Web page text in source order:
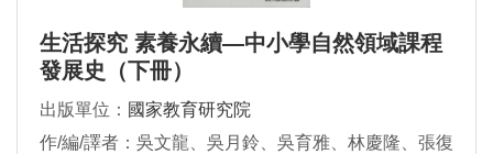
生活探究 素養永續—中小學自然領域課程
發展史（下冊）
出版單位： 國家教育研究院
作/編/譯者：吳文龍、吳月鈴、吳育雅、林慶隆、張復